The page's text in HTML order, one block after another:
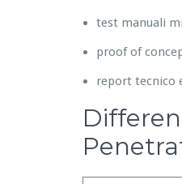
test manuali
proof of
report tecnico